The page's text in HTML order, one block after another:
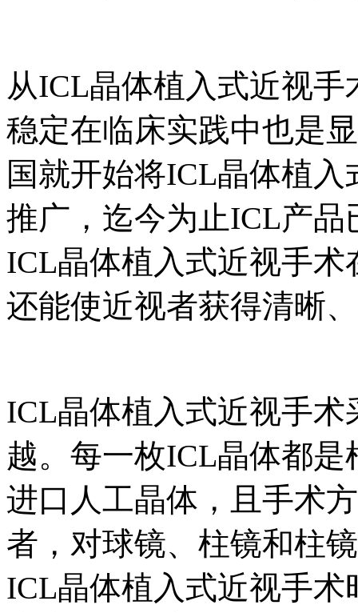
从ICL晶体植入式近视
稳定在临床实践中也是
国就开始将ICL晶体植
推广，迄今为止ICL产品
ICL晶体植入式近视手
还能使近视者获得清晰
ICL晶体植入式近视手
越。每一枚ICL晶体都
进口人工晶体，且手术
者，对球镜、柱镜和柱
ICL晶体植入式近视手